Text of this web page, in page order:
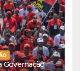
Governação